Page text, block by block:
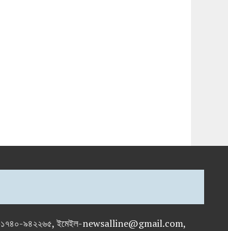
+৮৮-০১৭৪০-৯৪২২৬৫, ইমেইল-newsalline@gmail.com,